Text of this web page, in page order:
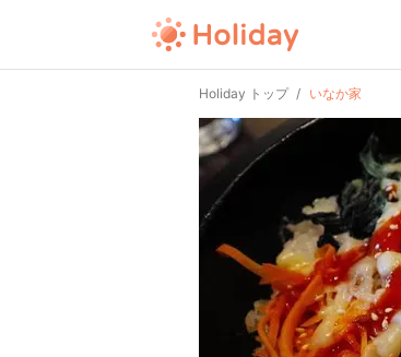
Holiday トップ いなか家